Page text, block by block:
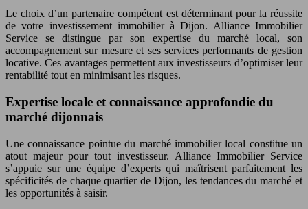
Le choix d’un partenaire compétent est déterminant pour la réussite
de votre investissement immobilier à Dijon. Alliance Immobilier
Service se distingue par son expertise du marché local, son
accompagnement sur mesure et ses services performants de gestion
locative. Ces avantages permettent aux investisseurs d’optimiser leur
rentabilité tout en minimisant les risques.
Expertise locale et connaissance approfondie du
marché dijonnais
Une connaissance pointue du marché immobilier local constitue un
atout majeur pour tout investisseur. Alliance Immobilier Service
s’appuie sur une équipe d’experts qui maîtrisent parfaitement les
spécificités de chaque quartier de Dijon, les tendances du marché et
les opportunités à saisir.